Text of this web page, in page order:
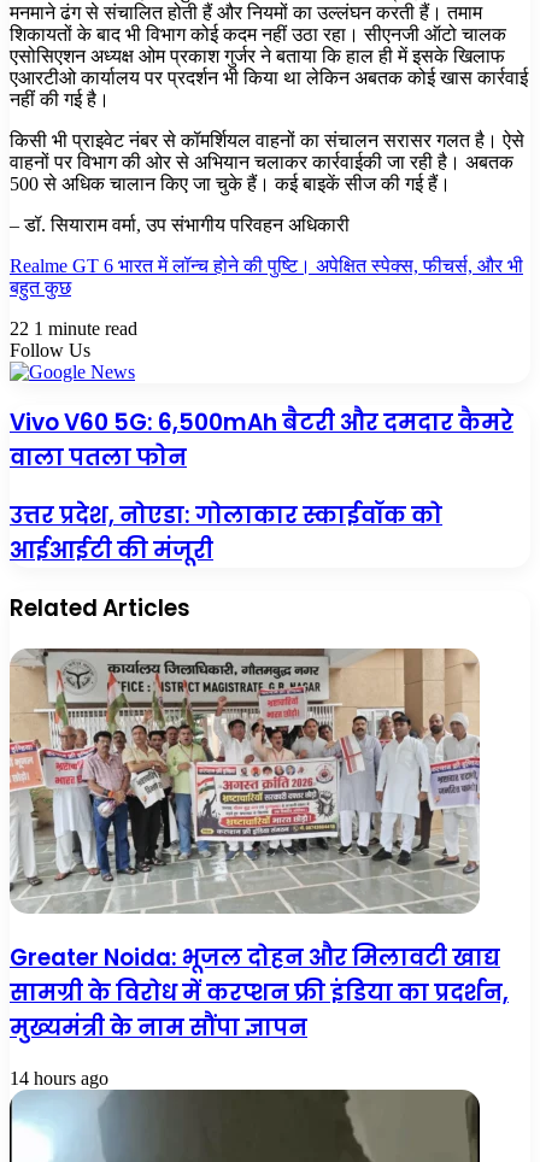
मनमाने ढंग से संचालित होती हैं और नियमों का उल्लंघन करती हैं। तमाम
शिकायतों के बाद भी विभाग कोई कदम नहीं उठा रहा। सीएनजी ऑटो चालक
एसोसिएशन अध्यक्ष ओम प्रकाश गुर्जर ने बताया कि हाल ही में इसके खिलाफ
एआरटीओ कार्यालय पर प्रदर्शन भी किया था लेकिन अबतक कोई खास कार्रवाई
नहीं की गई है।
किसी भी प्राइवेट नंबर से कॉमर्शियल वाहनों का संचालन सरासर गलत है। ऐसे
वाहनों पर विभाग की ओर से अभियान चलाकर कार्रवाईकी जा रही है। अबतक
500 से अधिक चालान किए जा चुके हैं। कई बाइकें सीज की गई हैं।
– डॉ. सियाराम वर्मा, उप संभागीय परिवहन अधिकारी
Realme GT 6 भारत में लॉन्च होने की पुष्टि। अपेक्षित स्पेक्स, फीचर्स, और भी
बहुत कुछ
22 1 minute read
Follow Us
Vivo
V60
5G:
और
दमदार
कैमरे
पतला
Vivo V60 5G: 6,500mAh बैटरी और दमदार कैमरे
वाला पतला फोन
उत्तर
प्रदेश,
नोएडा:
को
की
मंजूरी
उत्तर प्रदेश, नोएडा: गोलाकार स्काईवॉक को
आईआईटी की मंजूरी
Related Articles
Greater Noida: भूजल दोहन और मिलावटी खाद्य
सामग्री के विरोध में करप्शन फ्री इंडिया का प्रदर्शन,
मुख्यमंत्री के नाम सौंपा ज्ञापन
14 hours ago